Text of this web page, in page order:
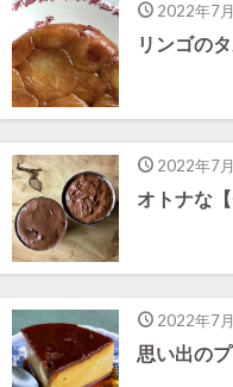
2022年7
リンゴの
2022年7
オトナな
2022年7
思い出の